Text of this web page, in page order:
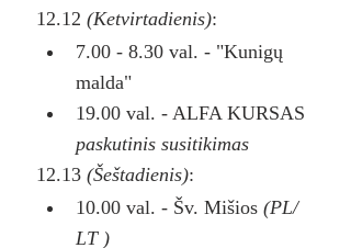
12.12 (Ketvirtadienis):
7.00 - 8.30 val. - "Kunigų
malda"
19.00 val. - ALFA KURSAS
paskutinis susitikimas
12.13 (Šeštadienis):
10.00 val. - Šv. Mišios (PL/
LT )